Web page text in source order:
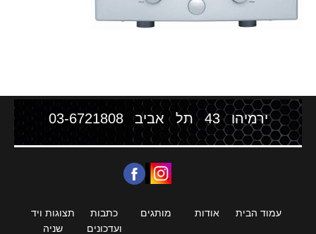
ירמיהו 43 תל אביב 03-6721808
עמוד הבית אודות מותגים
כתבות
ועדכונים
תצוגות ויד
שניה